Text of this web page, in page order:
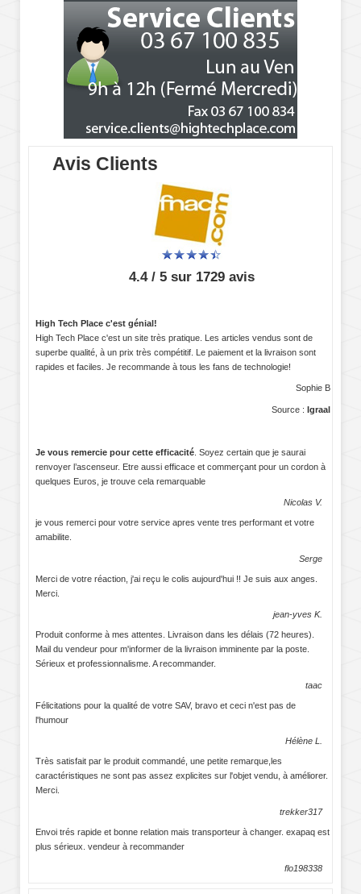
Avis Clients
4.4 / 5 sur 1729 avis
High Tech Place c'est génial!
High Tech Place c'est un site très pratique. Les articles vendus sont de
superbe qualité, à un prix très compétitif. Le paiement et la livraison sont
rapides et faciles. Je recommande à tous les fans de technologie!
Sophie B
Source : Igraal
Je vous remercie pour cette efficacité . Soyez certain que je saurai
renvoyer l’ascenseur. Etre aussi efficace et commerçant pour un cordon à
quelques Euros, je trouve cela remarquable
Nicolas V.
je vous remerci pour votre service apres vente tres performant et votre
amabilite.
Serge
Merci de votre réaction, j'ai reçu le colis aujourd'hui !! Je suis aux anges.
Merci.
jean-yves K.
Produit conforme à mes attentes. Livraison dans les délais (72 heures).
Mail du vendeur pour m'informer de la livraison imminente par la poste.
Sérieux et professionnalisme. A recommander.
taac
Félicitations pour la qualité de votre SAV, bravo et ceci n'est pas de
l'humour
Hélène L.
Très satisfait par le produit commandé, une petite remarque,les
caractéristiques ne sont pas assez explicites sur l'objet vendu, à améliorer.
Merci.
trekker317
Envoi trés rapide et bonne relation mais transporteur à changer. exapaq est
plus sérieux. vendeur à recommander
flo198338